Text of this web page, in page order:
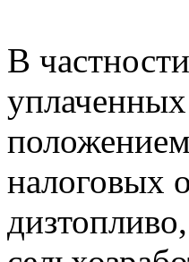
В
налоговых